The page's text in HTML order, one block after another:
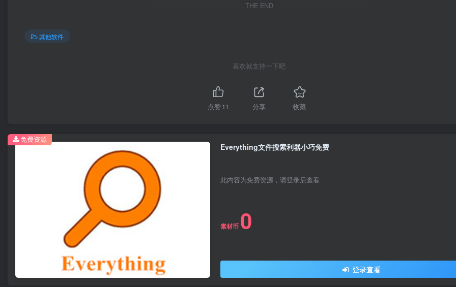
THE END
其他软件
喜欢就支持一下吧
点赞11 分享 收藏
Everything文件搜索利器小巧免费
此内容为免费资源，请登录后查看
素材币 0
登录查看
免费资源